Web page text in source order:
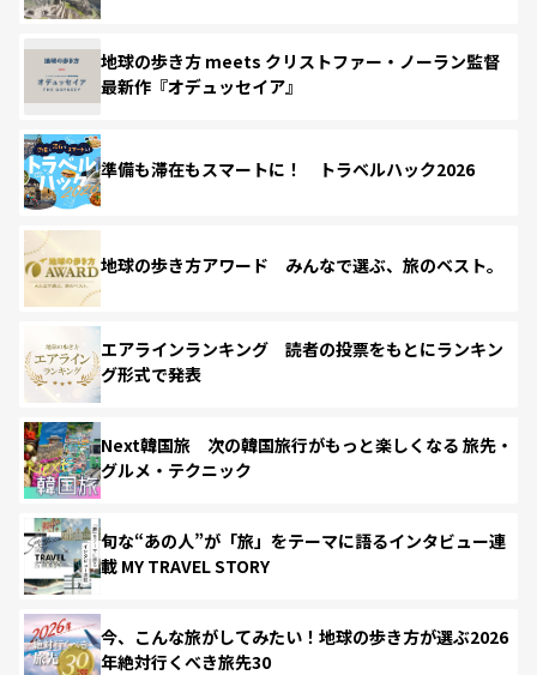
地球の歩き方 meets クリストファー・ノーラン監督
最新作『オデュッセイア』
準備も滞在もスマートに！ トラベルハック2026
地球の歩き方アワード みんなで選ぶ、旅のベスト。
エアラインランキング 読者の投票をもとにランキン
グ形式で発表
Next韓国旅 次の韓国旅行がもっと楽しくなる 旅先・
グルメ・テクニック
旬な“あの人”が「旅」をテーマに語るインタビュー連
載 MY TRAVEL STORY
今、こんな旅がしてみたい！地球の歩き方が選ぶ2026
年絶対行くべき旅先30